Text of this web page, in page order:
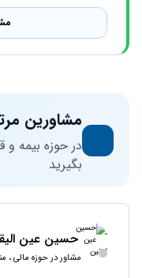
مشاورین
در حوزه بیمه
بگیرید
حسین عین
مشاور در حوزه مالی ،